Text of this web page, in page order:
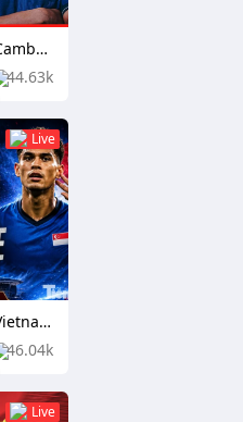
44.63k
ASEAN Championship: Cambodia vs Timor Leste
Live
46.04k
ASEAN Championship: Vietnam vs Singapore
Live